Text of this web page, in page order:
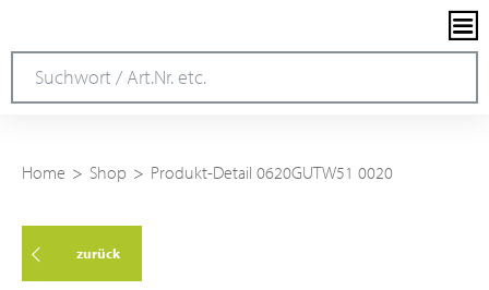
Home Shop Produkt-Detail 0620GUTW51 0020
zurück